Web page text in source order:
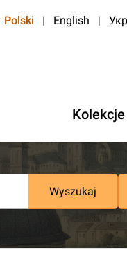
Polski | English |
Kolekcje
Wyszukaj